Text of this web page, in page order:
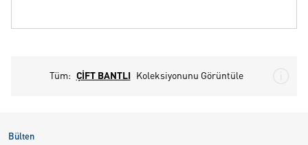
Tüm: ÇİFT BANTLI Koleksiyonunu Görüntüle
Bülten